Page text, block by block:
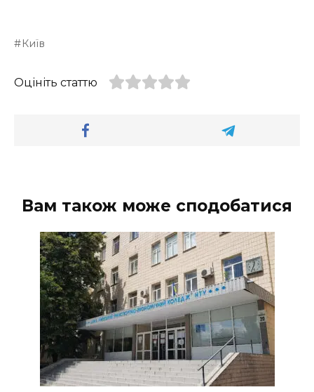
Київ
Оцініть статтю
Вам також може сподобатися